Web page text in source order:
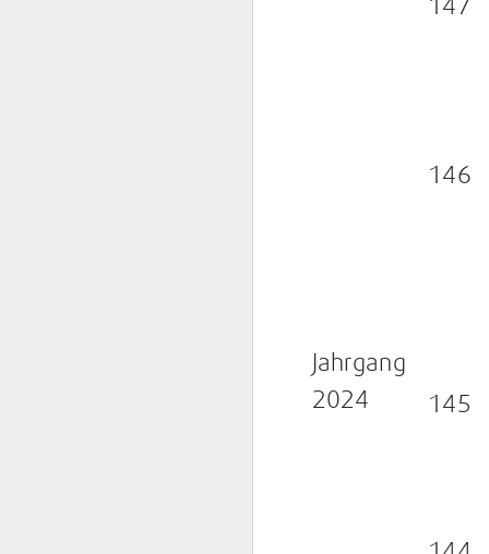
147
146
Jahrgang
2024
145